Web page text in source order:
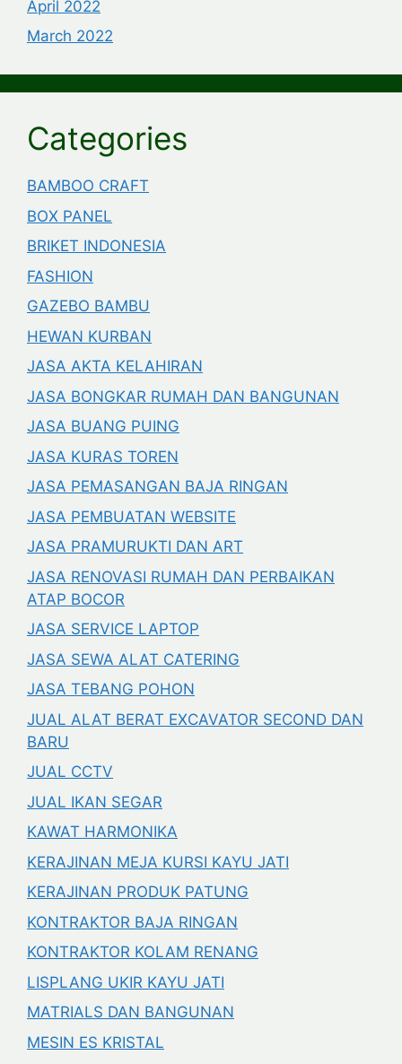
April 2022
March 2022
Categories
BAMBOO CRAFT
BOX PANEL
BRIKET INDONESIA
FASHION
GAZEBO BAMBU
HEWAN KURBAN
JASA AKTA KELAHIRAN
JASA BONGKAR RUMAH DAN BANGUNAN
JASA BUANG PUING
JASA KURAS TOREN
JASA PEMASANGAN BAJA RINGAN
JASA PEMBUATAN WEBSITE
JASA PRAMURUKTI DAN ART
JASA RENOVASI RUMAH DAN PERBAIKAN
ATAP BOCOR
JASA SERVICE LAPTOP
JASA SEWA ALAT CATERING
JASA TEBANG POHON
JUAL ALAT BERAT EXCAVATOR SECOND DAN
BARU
JUAL CCTV
JUAL IKAN SEGAR
KAWAT HARMONIKA
KERAJINAN MEJA KURSI KAYU JATI
KERAJINAN PRODUK PATUNG
KONTRAKTOR BAJA RINGAN
KONTRAKTOR KOLAM RENANG
LISPLANG UKIR KAYU JATI
MATRIALS DAN BANGUNAN
MESIN ES KRISTAL